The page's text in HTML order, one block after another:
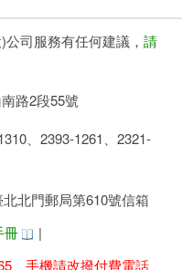
司服務有任何建議， 請
路2段55號
、2393-1261、2321-
北門郵局第610號信箱
冊
|
、手機請改撥付費電話